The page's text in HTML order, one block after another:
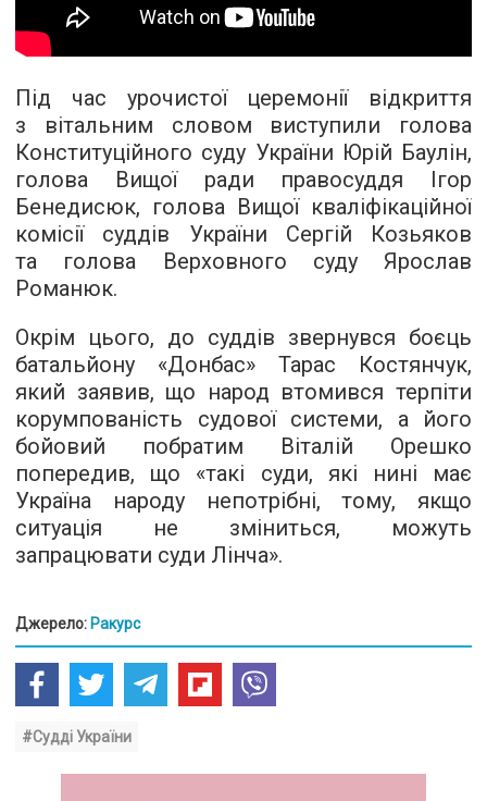
Під час урочистої церемонії відкриття
з вітальним словом виступили голова
Конституційного суду України Юрій Баулін,
голова Вищої ради правосуддя Ігор
Бенедисюк, голова Вищої кваліфікаційної
комісії суддів України Сергій Козьяков
та голова Верховного суду Ярослав
Романюк.
Окрім цього, до суддів звернувся боєць
батальйону «Донбас» Тарас Костянчук,
який заявив, що народ втомився терпіти
корумпованість судової системи, а його
бойовий побратим Віталій Орешко
попередив, що «такі суди, які нині має
Україна народу непотрібні, тому, якщо
ситуація не зміниться, можуть
запрацювати суди Лінча».
Джерело: Ракурс
#Судді України